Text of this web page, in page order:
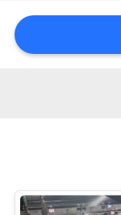
行
理